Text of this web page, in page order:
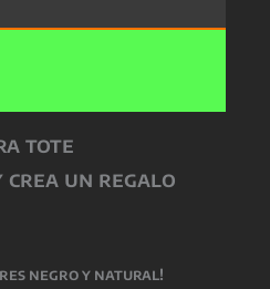
tote
crea un regalo
negro y natural!